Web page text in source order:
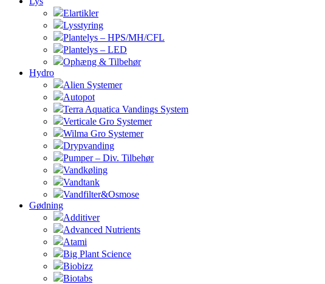
Elartikler
Lysstyring
Plantelys – HPS/MH/CFL
Plantelys – LED
Ophæng & Tilbehør
Hydro
Alien Systemer
Autopot
Terra Aquatica Vandings System
Verticale Gro Systemer
Wilma Gro Systemer
Drypvanding
Pumper – Div. Tilbehør
Vandkøling
Vandtank
Vandfilter&Osmose
Gødning
Additiver
Advanced Nutrients
Atami
Big Plant Science
Biobizz
Biotabs